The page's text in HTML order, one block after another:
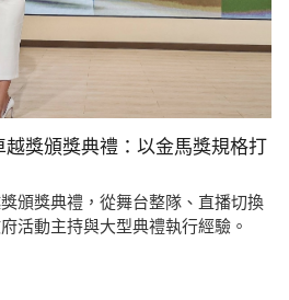
獎頒獎典禮：以金馬獎規格打
頒獎典禮，從舞台整隊、直播切換
活動主持與大型典禮執行經驗。